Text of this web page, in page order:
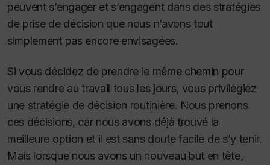
peuvent s’engager et s’engagent dans des stratégies
de prise de décision que nous n’avons tout
simplement pas encore envisagées.
Si vous décidez de prendre le même chemin pour
vous rendre au travail tous les jours, vous privilégiez
une stratégie de décision routinière. Nous prenons
ces décisions, car nous avons déjà trouvé la
meilleure option et il est sans doute facile de s’y tenir.
Mais lorsque nous avons un nouveau but en tête,